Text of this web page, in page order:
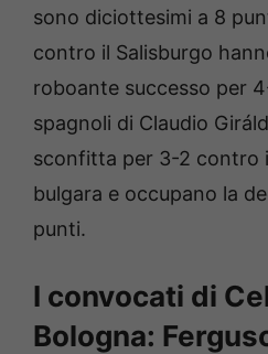
sono diciottesimi a 8
contro il Salisburgo
roboante successo per 4-
spagnoli di Claudio
sconfitta per 3-2 contro
bulgara e occupano la
punti.
I convocati di
Bologna: